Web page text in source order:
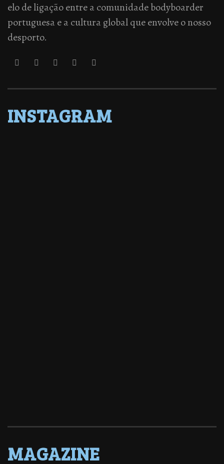
elo de ligação entre a comunidade bodyboarder
portuguesa e a cultura global que envolve o nosso
desporto.
INSTAGRAM
MAGAZINE